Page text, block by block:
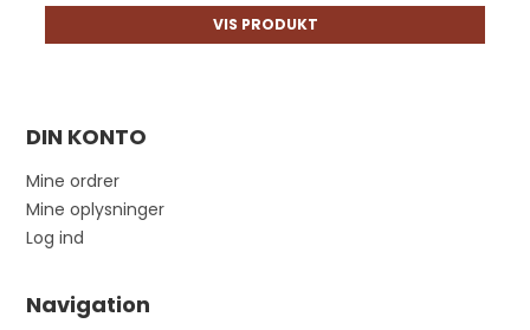
VIS PRODUKT
DIN KONTO
Mine ordrer
Mine oplysninger
Log ind
Navigation